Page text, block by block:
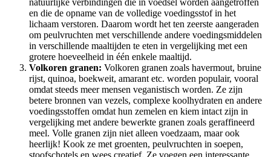
natuurlijke verbindingen die in voedsel worden aangetroffen
en die de opname van de volledige voedingsstof in het
lichaam verstoren. Daarom wordt het ten zeerste aangeraden
om peulvruchten met verschillende andere voedingsmiddelen
in verschillende maaltijden te eten in vergelijking met een
grotere hoeveelheid in één enkele maaltijd.
Volkoren granen: Volkoren granen zoals havermout, bruine
rijst, quinoa, boekweit, amarant etc. worden populair, vooral
omdat steeds meer mensen veganistisch worden. Ze zijn
betere bronnen van vezels, complexe koolhydraten en andere
voedingsstoffen omdat hun zemelen en kiem intact zijn in
vergelijking met andere bewerkte granen zoals geraffineerd
meel. Volle granen zijn niet alleen voedzaam, maar ook
heerlijk! Kook ze met groenten, peulvruchten in soepen,